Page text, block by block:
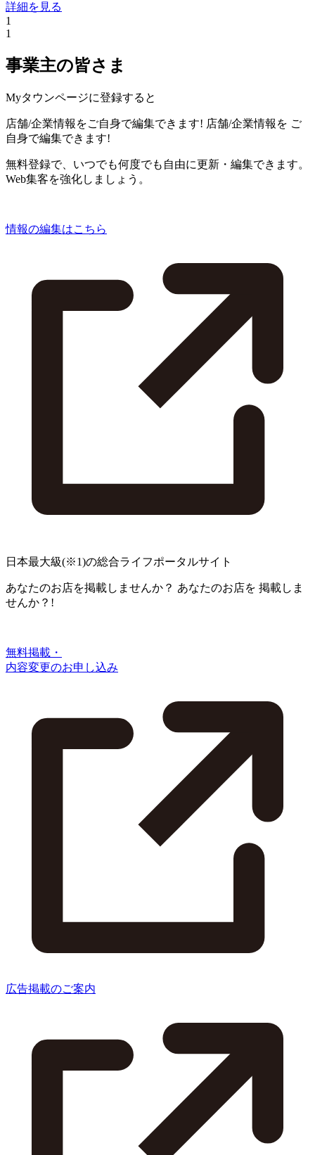
詳細を見る
1
1
事業主の皆さま
Myタウンページに登録すると
店舗/企業情報をご自身で編集できます! 店舗/企業情報を ご
自身で編集できます!
無料登録で、いつでも何度でも自由に更新・編集できます。
Web集客を強化しましょう。
情報の編集はこちら
日本最大級(※1)の総合ライフポータルサイト
あなたのお店を掲載しませんか？ あなたのお店を 掲載しま
せんか？!
無料掲載・
内容変更のお申し込み
広告掲載のご案内